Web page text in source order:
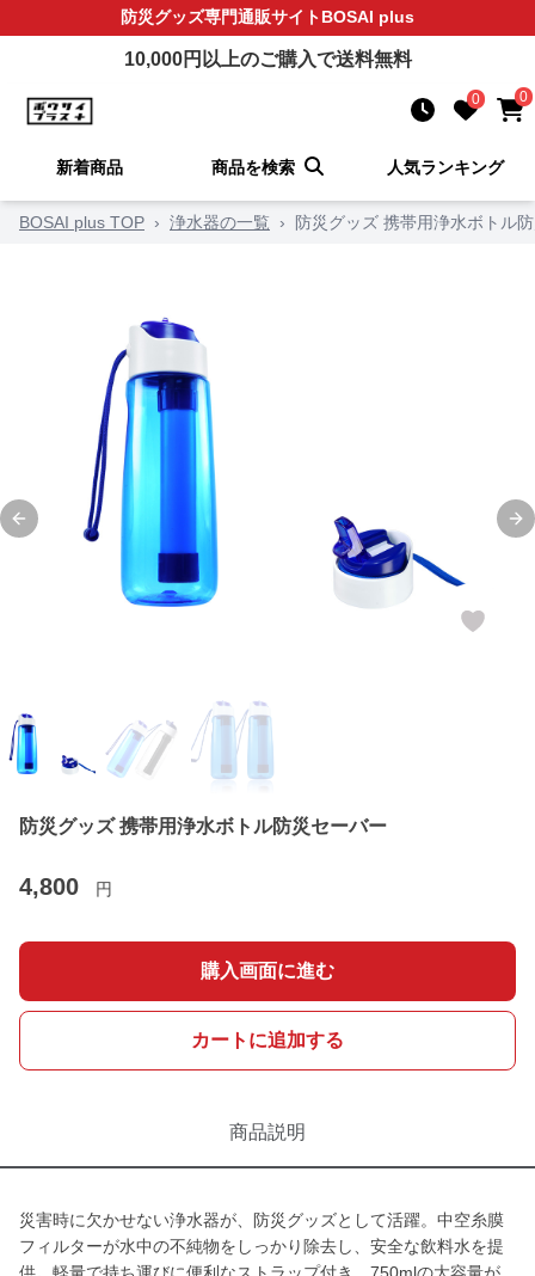
防災グッズ専門通販サイトBOSAI plus
10,000円以上のご購入で送料無料
0 0
新着商品 商品を検索 人気ランキング
BOSAI plus TOP › 浄水器の一覧 › 防災グッズ 携帯用浄水ボトル
Previous slide
防災グッズ 携帯用浄水ボトル防災セーバー
4,800 円
購入画面に進む
カートに追加する
商品説明
災害時に欠かせない浄水器が、防災グッズとして活躍。中空糸膜
フィルターが水中の不純物をしっかり除去し、安全な飲料水を提